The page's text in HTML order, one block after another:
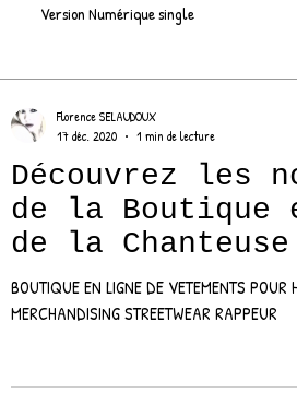
Version Numérique single
Vidéos Live Facebook Teaser
Découvrez les
de la Boutique
de la Chanteuse
un Style
Streetwear
BOUTIQUE EN LIGNE DE VETEMENTS POUR
MERCHANDISING STREETWEAR RAPPEUR
Florence SELAUDOUX
17 déc. 2020
1 min de lecture